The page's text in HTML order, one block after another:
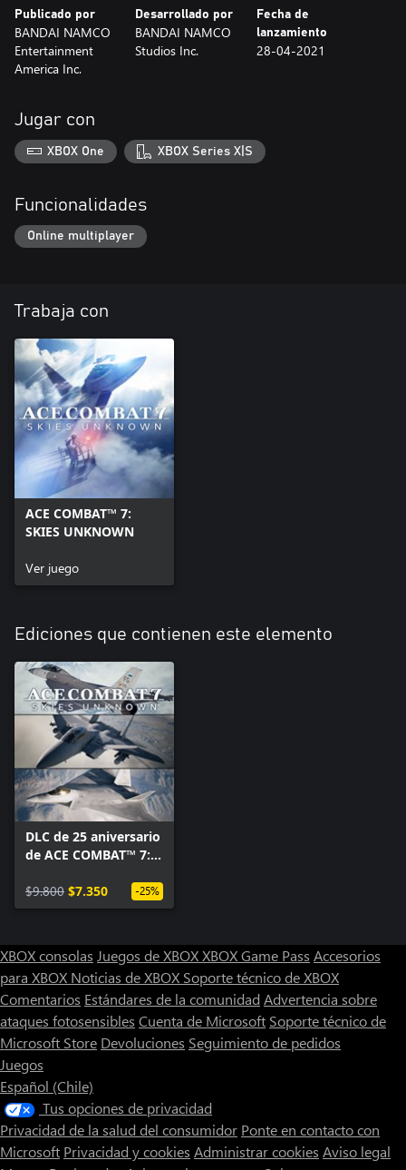
Publicado por
BANDAI NAMCO
Entertainment
America Inc.
Desarrollado por
BANDAI NAMCO
Studios Inc.
Fecha de
lanzamiento
28-04-2021
Jugar con
XBOX One XBOX Series X|S
Funcionalidades
Online multiplayer
Trabaja con
ACE COMBAT™ 7:
SKIES UNKNOWN
Ver juego
Ediciones que contienen este elemento
DLC de 25 aniversario
de ACE COMBAT™ 7:
Conjunto de serie de
aviones
$9.800 $7.350 -25%
XBOX consolas Juegos de XBOXXBOX Game Pass Accesorios
para XBOX Noticias de XBOX Soporte técnico de XBOX
Comentarios Estándares de la comunidad Advertencia sobre
ataques fotosensibles Cuenta de Microsoft Soporte técnico de
Microsoft Store Devoluciones Seguimiento de pedidos
Juegos
Español (Chile)
Tus opciones de privacidad
Privacidad de la salud del consumidor Ponte en contacto con
Microsoft Privacidad y cookies Administrar cookies Aviso legal